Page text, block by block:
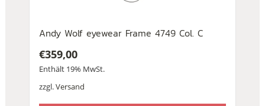
Andy Wolf eyewear Frame 4749 Col. C
€359,00
Enthält 19% MwSt.
zzgl.Versand